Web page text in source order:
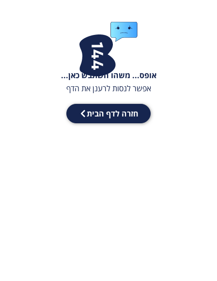
אופס... משהו השתבש כאן...
אפשר לנסות לרענן את הדף
חזרה לדף הבית